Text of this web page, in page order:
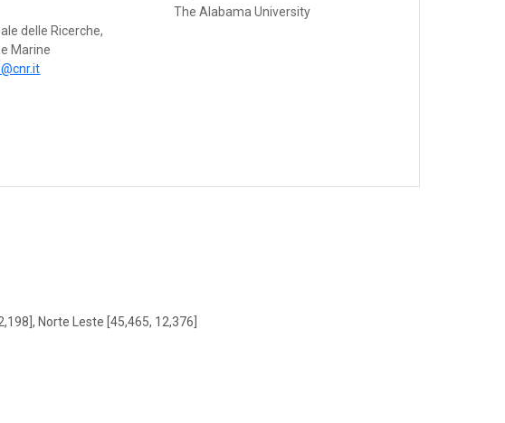
delle Ricerche,
Marine
The Alabama University
Norte Leste [45,465, 12,376]